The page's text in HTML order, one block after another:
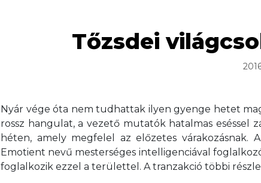
Tőzsdei
Nyár vége óta nem tudhattak ilyen gyenge hetet
rossz hangulat, a vezető mutatók hatalmas eséssel
héten, amely megfelel az előzetes
Emotient nevű mesterséges intelligenciával
foglalkozik ezzel a területtel. A tranzakció többi